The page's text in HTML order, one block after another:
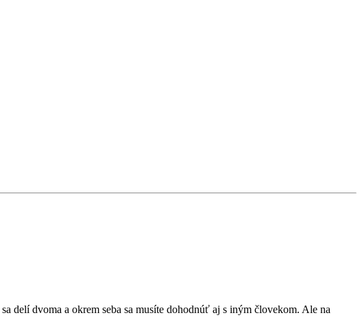
delí dvoma a okrem seba sa musíte dohodnúť aj s iným človekom. Ale na